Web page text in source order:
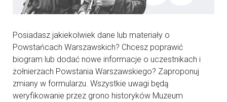
Posiadasz jakiekolwiek dane lub materiały o
Powstańcach Warszawskich? Chcesz poprawić
biogram lub dodać nowe informacje o uczestnikach i
żołnierzach Powstania Warszawskiego? Zaproponuj
zmiany w formularzu. Wszystkie uwagi będą
weryfikowanie przez grono historyków Muzeum